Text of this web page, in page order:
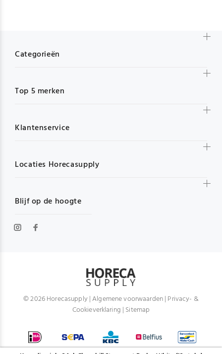
Blijf op de hoogte
Categorieën
Top 5 merken
Klantenservice
Locaties Horecasupply
© 2026 Horecasupply |Algemene voorwaarden| Privacy- &
Cookieverklaring | Sitemap